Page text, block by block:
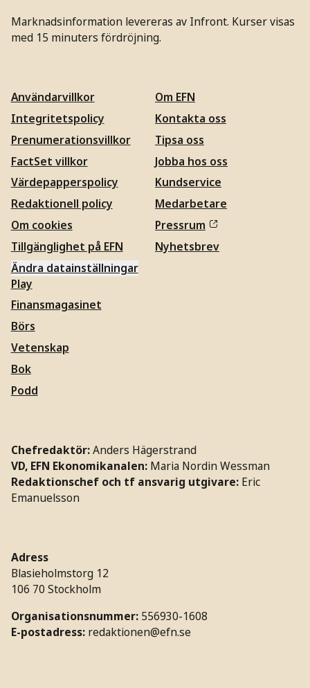
Marknadsinformation levereras av Infront. Kurser visas
med 15 minuters fördröjning.
Användarvillkor
Integritetspolicy
Prenumerationsvillkor
FactSet villkor
Värdepapperspolicy
Redaktionell policy
Om cookies
Tillgänglighet på EFN
Ändra datainställningar
Om EFN
Kontakta oss
Tipsa oss
Jobba hos oss
Kundservice
Medarbetare
Pressrum
Nyhetsbrev
Play
Finansmagasinet
Börs
Vetenskap
Bok
Podd
Chefredaktör:Anders Hägerstrand
VD, EFN Ekonomikanalen: Maria Nordin Wessman
Redaktionschef och tf ansvarig utgivare: Eric
Emanuelsson
Adress
Blasieholmstorg 12
106 70 Stockholm
Organisationsnummer: 556930-1608
E-postadress: redaktionen@efn.se